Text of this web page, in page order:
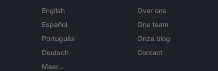
English
Español
Português
Deutsch
Meer...
Over ons
Ons team
Onze blog
Contact